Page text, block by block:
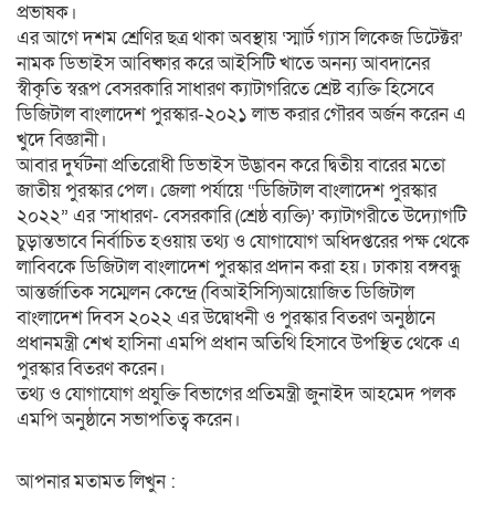
প্রভাষক।
এর আগে দশম শ্রেণির ছত্র থাকা অবস্থায় ‘স্মার্ট গ্যাস লিকেজ ডিটেক্টর’
নামক ডিভাইস আবিষ্কার করে আইসিটি খাতে অনন্য আবদানের
স্বীকৃতি স্বরূপ বেসরকারি সাধারণ ক্যাটাগরিতে শ্রেষ্ট ব্যক্তি হিসেবে
ডিজিটাল বাংলাদেশ পুরস্কার-২০২১ লাভ করার গৌরব অর্জন করেন এ
খুদে বিজ্ঞানী।
আবার দুর্ঘটনা প্রতিরোধী ডিভাইস উদ্ভাবন করে দ্বিতীয় বারের মতো
জাতীয় পুরস্কার পেল। জেলা পর্যায়ে “ডিজিটাল বাংলাদেশ পুরস্কার
২০২২” এর ‘সাধারণ- বেসরকারি (শ্রেষ্ঠ ব্যক্তি)’ ক্যাটাগরীতে উদ্যোগটি
চুড়ান্তভাবে নির্বাচিত হওয়ায় তথ্য ও যোগাযোগ অধিদপ্তরের পক্ষ থেকে
লাবিবকে ডিজিটাল বাংলাদেশ পুরস্কার প্রদান করা হয়। ঢাকায় বঙ্গবন্ধু
আন্তর্জাতিক সম্মেলন কেন্দ্রে (বিআইসিসি)আয়োজিত ডিজিটাল
বাংলাদেশ দিবস ২০২২ এর উদ্বোধনী ও পুরস্কার বিতরণ অনুষ্ঠানে
প্রধানমন্ত্রী শেখ হাসিনা এমপি প্রধান অতিথি হিসাবে উপস্থিত থেকে এ
পুরস্কার বিতরণ করেন।
তথ্য ও যোগাযোগ প্রযুক্তি বিভাগের প্রতিমন্ত্রী জুনাইদ আহমেদ পলক
এমপি অনুষ্ঠানে সভাপতিত্ব করেন।
আপনার মতামত লিখুন :